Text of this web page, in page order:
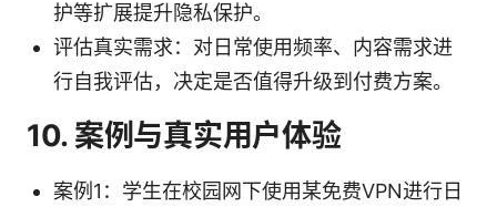
护等扩展提升隐私保护。
评估真实需求：对日常使用频率、内容需求进
行自我评估，决定是否值得升级到付费方案。
10. 案例与真实用户体验
案例1：学生在校园网下使用某免费VPN进行日